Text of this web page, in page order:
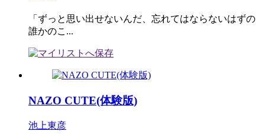
「ずっと思い出せないんだ、忘れてはならないはずの
誰かのこ...
NAZO CUTE(体験版)
池上東彦